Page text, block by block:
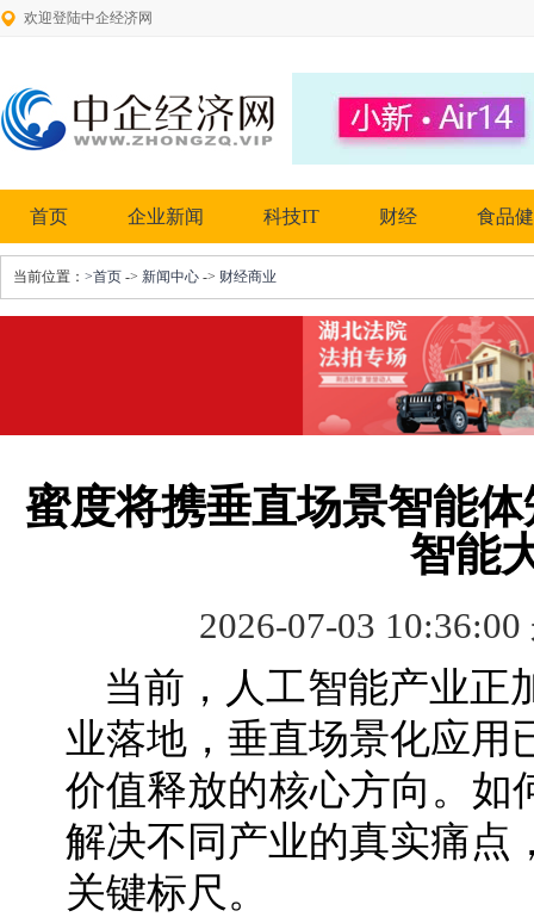
欢迎登陆中企经济网
首页 企业新闻 科技IT 财经 食品
当前位置： >首页 -> 新闻中心 -> 财经商业
蜜度将携垂直场景智能
智能
2026-07-03
当前，人工智能产业正
业落地，垂直场景化应用
价值释放的核心方向。如
解决不同产业的真实痛点
关键标尺。